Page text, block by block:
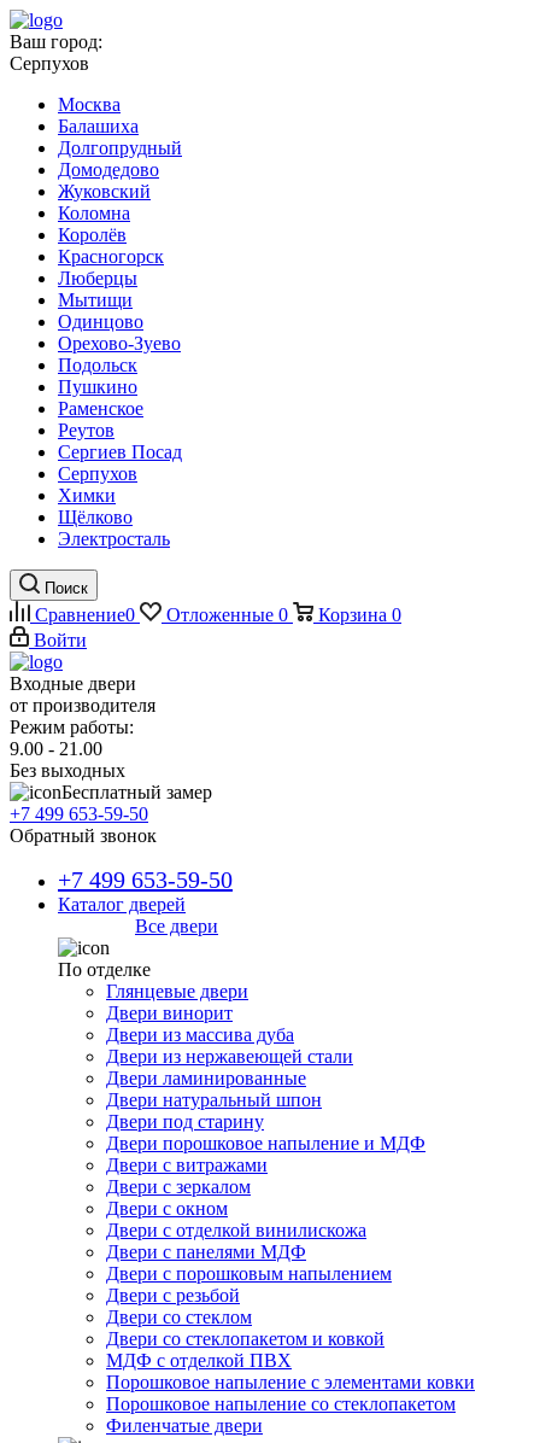
Ваш город:
Серпухов
Москва
Балашиха
Долгопрудный
Домодедово
Жуковский
Коломна
Королёв
Красногорск
Люберцы
Мытищи
Одинцово
Орехово-Зуево
Подольск
Пушкино
Раменское
Реутов
Сергиев Посад
Серпухов
Химки
Щёлково
Электросталь
Поиск
Сравнение0 Отложенные 0 Корзина 0
Войти
Входные двери
от производителя
Режим работы:
9.00 - 21.00
Без выходных
Бесплатный замер
+7 499 653-59-50
Обратный звонок
+7 499 653-59-50
Каталог дверей
Все двери
По отделке
Глянцевые двери
Двери винорит
Двери из массива дуба
Двери из нержавеющей стали
Двери ламинированные
Двери натуральный шпон
Двери под старину
Двери порошковое напыление и МДФ
Двери с витражами
Двери с зеркалом
Двери с окном
Двери с отделкой винилискожа
Двери с панелями МДФ
Двери с порошковым напылением
Двери с резьбой
Двери со стеклом
Двери со стеклопакетом и ковкой
МДФ с отделкой ПВХ
Порошковое напыление с элементами ковки
Порошковое напыление со стеклопакетом
Филенчатые двери